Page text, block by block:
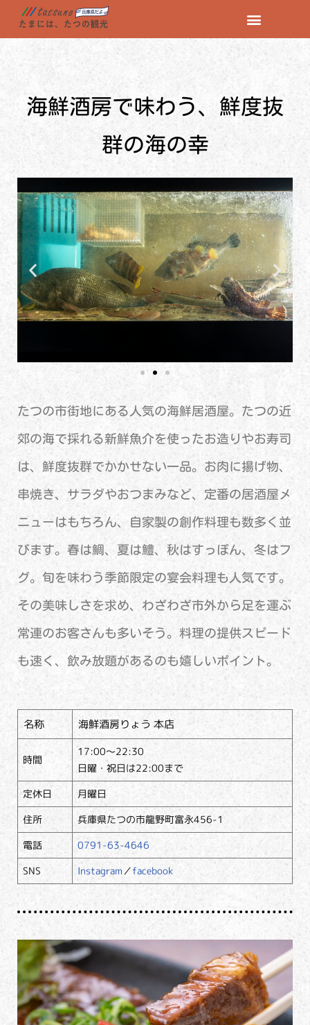
コ
海鮮酒房で味わう、鮮度抜
群の海の幸
たつの市街地にある人気の海鮮居酒屋。たつの近
郊の海で採れる新鮮魚介を使ったお造りやお寿司
は、鮮度抜群でかかせない一品。お肉に揚げ物、
串焼き、サラダやおつまみなど、定番の居酒屋メ
ニューはもちろん、自家製の創作料理も数多く並
びます。春は鯛、夏は鱧、秋はすっぽん、冬はフ
グ。旬を味わう季節限定の宴会料理も人気です。
その美味しさを求め、わざわざ市外から足を運ぶ
常連のお客さんも多いそう。料理の提供スピード
も速く、飲み放題があるのも嬉しいポイント。
名称 海鮮酒房りょう 本店
時間
17:00～22:30
日曜・祝日は22:00まで
定休日
月曜日
住所
兵庫県たつの市龍野町富永456-1
電話
0791-63-4646
SNS
Instagram／facebook